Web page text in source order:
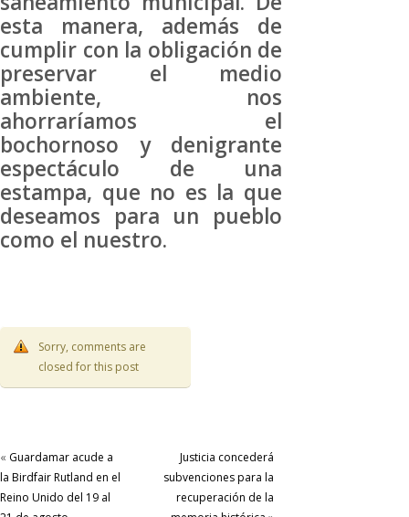
esta manera, además de
cumplir con la obligación de
preservar el medio
ambiente, nos
ahorraríamos el
bochornoso y denigrante
espectáculo de una
estampa, que no es la que
deseamos para un pueblo
como el nuestro.
Sorry, comments are
closed for this post
« Guardamar acude a
la Birdfair Rutland en el
Reino Unido del 19 al
Justicia concederá
subvenciones para la
recuperación de la